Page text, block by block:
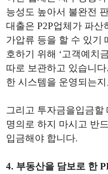
능성도 높아서 불완전
대출은 P2P업체가 파
가압류 등을 할 수 있기
호하기 위해 ‘고객예치
따로 보관하고 있습니
한 시스템을 운영되는
그리고 투자금을입금할
명의로 하지 마시고 반
입금해야 합니다.
4. 부동산을 담보로 한